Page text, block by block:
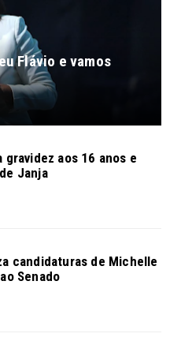
Flávio e vamos
gravidez aos 16 anos e
Janja
candidaturas de Michelle
Senado